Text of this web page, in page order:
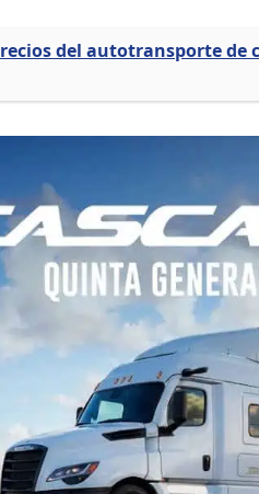
del autotransporte de